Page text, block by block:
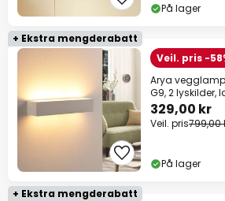
På lager
+ Ekstra mengderabatt
Veil. pris -
Arya
G9, 2 lyskilder,
329,00 kr
Veil. pris799,00
På lager
+ Ekstra mengderabatt